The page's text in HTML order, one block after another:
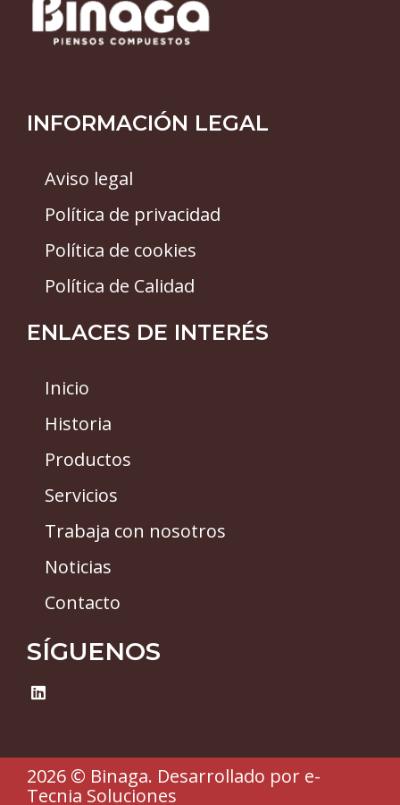
INFORMACIÓN LEGAL
Aviso legal
Política de privacidad
Política de cookies
Política de Calidad
ENLACES DE INTERÉS
Inicio
Historia
Productos
Servicios
Trabaja con nosotros
Noticias
Contacto
SÍGUENOS
L
i
d
i
n
2026 © Binaga. Desarrollado por e-
Tecnia Soluciones